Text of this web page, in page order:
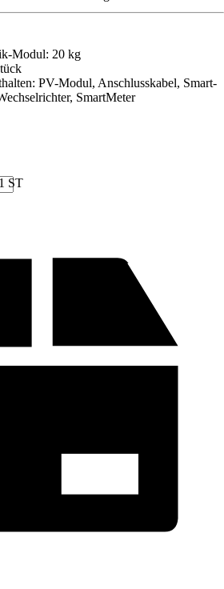
Modul: 20 kg
: PV-Modul, Anschlusskabel, Smart-
SmartMeter
1 ST